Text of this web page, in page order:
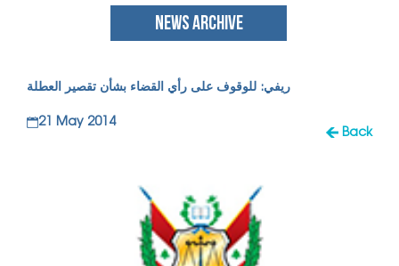
NEWS ARCHIVE
ريفي: للوقوف على رأي القضاء بشأن تقصير العطلة
Back
21 May 2014